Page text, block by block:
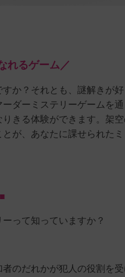
れるゲーム／
か？それとも、謎解きが
ダーミステリーゲームを
きる体験ができます。架
が、あなたに課せられた
って知っていますか？
のだれかが犯人の役割を